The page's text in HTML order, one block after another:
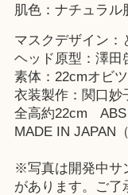
肌色：ナチュラル
マスクデザイン：
ヘッド原型：澤田
素体：22cmオビ
衣装製作：関口妙
全高約22cm ABS
MADE IN JAPAN
※写真は開発中サ
があります。ご了